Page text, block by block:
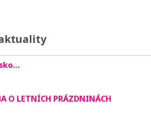
O LETNÍCH PRÁZDNINÁCH